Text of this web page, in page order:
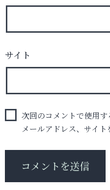
サイト
次回のコメントで使用
メールアドレス、サイト